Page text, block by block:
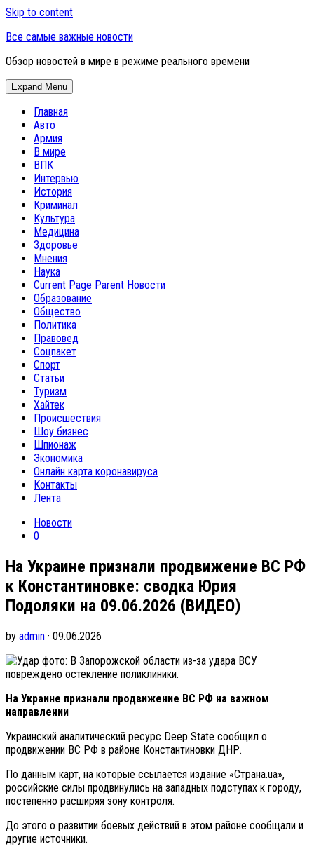
Skip to content
Все самые важные новости
Обзор новостей в мире в режиме реального времени
Expand Menu
Главная
Авто
Армия
В мире
ВПК
Интервью
История
Криминал
Культура
Медицина
Здоровье
Мнения
Наука
Current Page Parent Новости
Образование
Общество
Политика
Правовед
Соцпакет
Спорт
Статьи
Туризм
Хайтек
Происшествия
Шоу бизнес
Шпионаж
Экономика
Онлайн карта коронавируса
Контакты
Лента
Новости
0
На Украине признали продвижение ВС РФ
к Константиновке: сводка Юрия
Подоляки на 09.06.2026 (ВИДЕО)
by admin · 09.06.2026
фото: В Запорожской области из-за удара ВСУ
повреждено остекление поликлиники.
На Украине признали продвижение ВС РФ на важном
направлении
Украинский аналитический ресурс Deep State сообщил о
продвижении ВС РФ в районе Константиновки ДНР.
По данным карт, на которые ссылается издание «Страна.ua»,
российские силы продвинулись на западных подступах к городу,
постепенно расширяя зону контроля.
До этого о развитии боевых действий в этом районе сообщали и
другие источники.